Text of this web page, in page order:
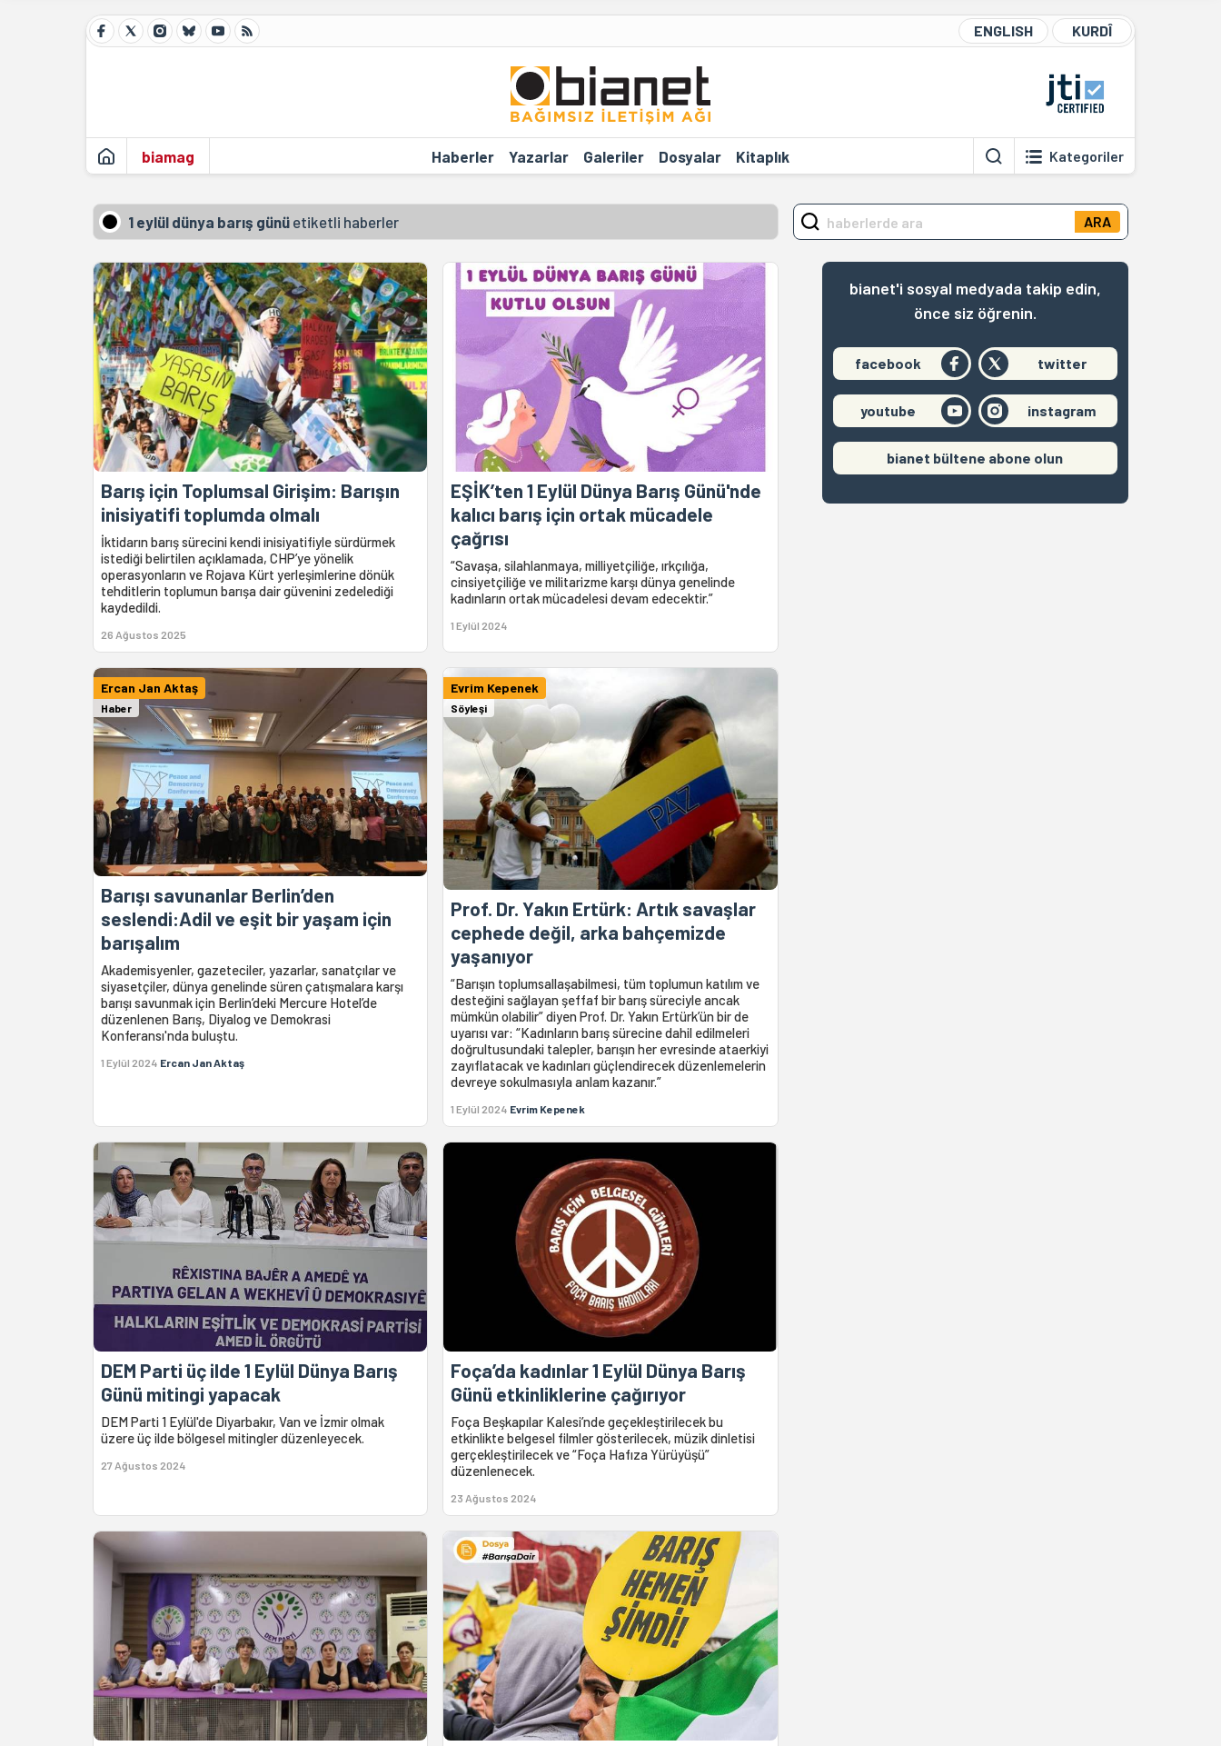
ENGLISH KURDÎ
biamag Haberler Yazarlar Galeriler Dosyalar Kitaplık Kategoriler
1 eylül dünya barış günü etiketli haberler
Barış için Toplumsal Girişim: Barışın
inisiyatifi toplumda olmalı
İktidarın barış sürecini kendi inisiyatifiyle sürdürmek
istediği belirtilen açıklamada, CHP’ye yönelik
operasyonların ve Rojava Kürt yerleşimlerine dönük
tehditlerin toplumun barışa dair güvenini zedelediği
kaydedildi.
26 Ağustos 2025
EŞİK’ten 1 Eylül Dünya Barış Günü'nde
kalıcı barış için ortak mücadele
çağrısı
“Savaşa, silahlanmaya, milliyetçiliğe, ırkçılığa,
cinsiyetçiliğe ve militarizme karşı dünya genelinde
kadınların ortak mücadelesi devam edecektir.”
1 Eylül 2024
Ercan Jan Aktaş
Haber
Barışı savunanlar Berlin’den
seslendi:Adil ve eşit bir yaşam için
barışalım
Akademisyenler, gazeteciler, yazarlar, sanatçılar ve
siyasetçiler, dünya genelinde süren çatışmalara karşı
barışı savunmak için Berlin’deki Mercure Hotel’de
düzenlenen Barış, Diyalog ve Demokrasi
Konferansı'nda buluştu.
1 Eylül 2024 Ercan Jan Aktaş
Evrim Kepenek
Söyleşi
Prof. Dr. Yakın Ertürk: Artık savaşlar
cephede değil, arka bahçemizde
yaşanıyor
“Barışın toplumsallaşabilmesi, tüm toplumun katılım ve
desteğini sağlayan şeffaf bir barış süreciyle ancak
mümkün olabilir” diyen Prof. Dr. Yakın Ertürk’ün bir de
uyarısı var: “Kadınların barış sürecine dahil edilmeleri
doğrultusundaki talepler, barışın her evresinde ataerkiyi
zayıflatacak ve kadınları güçlendirecek düzenlemelerin
devreye sokulmasıyla anlam kazanır.”
1 Eylül 2024 Evrim Kepenek
DEM Parti üç ilde 1 Eylül Dünya Barış
Günü mitingi yapacak
DEM Parti 1 Eylül'de Diyarbakır, Van ve İzmir olmak
üzere üç ilde bölgesel mitingler düzenleyecek.
27 Ağustos 2024
Foça’da kadınlar 1 Eylül Dünya Barış
Günü etkinliklerine çağırıyor
Foça Beşkapılar Kalesi’nde geçekleştirilecek bu
etkinlikte belgesel filmler gösterilecek, müzik dinletisi
gerçekleştirilecek ve “Foça Hafıza Yürüyüşü”
düzenlenecek.
23 Ağustos 2024
ARA
bianet'i sosyal medyada takip edin,
önce siz öğrenin.
facebook twitter
youtube instagram
bianet bültene abone olun